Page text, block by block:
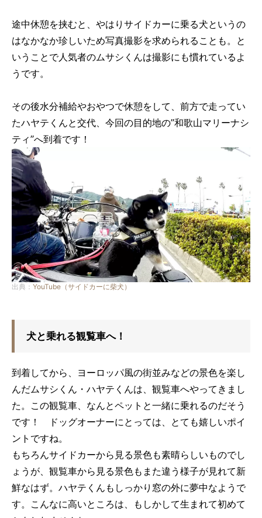
途中休憩を挟むと、やはりサイドカーに乗る犬というの
はなかなか珍しいため写真撮影を求められることも。と
いうことで人気者のムサシくんは撮影にも慣れているよ
うです。
その後水分補給やおやつで休憩をして、前方で走ってい
たハヤテくんと交代、今回の目的地の”和歌山マリーナシ
ティ”へ到着です！
出典： YouTube（サイドカーに柴犬）
犬と乗れる観覧車へ！
到着してから、ヨーロッパ風の街並みなどの景色を楽し
んだムサシくん・ハヤテくんは、観覧車へやってきまし
た。この観覧車、なんとペットと一緒に乗れるのだそう
です！ ドッグオーナーにとっては、とても嬉しいポイ
ントですね。
もちろんサイドカーから見る景色も素晴らしいものでし
ょうが、観覧車から見る景色もまた違う様子が見れて新
鮮なはず。ハヤテくんもしっかり窓の外に夢中なようで
す。こんなに高いところは、もしかして生まれて初めて